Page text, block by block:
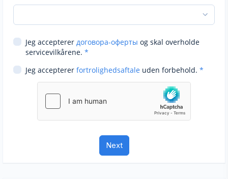
Jeg accepterer договора-оферты og skal overholde
servicevilkårene. *
Jeg accepterer fortrolighedsaftale uden forbehold. *